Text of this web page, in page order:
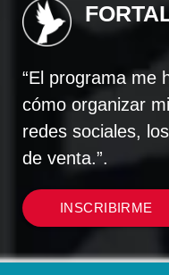
“El programa me
cómo organizar
redes sociales,
de venta.”.
INSCRIBIRME